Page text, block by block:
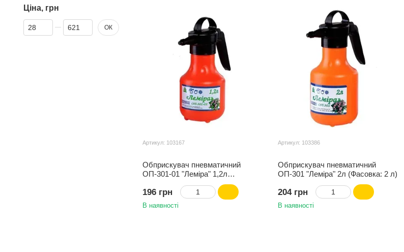
Артикул: 103167
Обприскувач пневматичний
ОП-301-01 "Лемiра" 1,2л
196 грн
В наявності
Артикул: 103386
Обприскувач пневматичний
ОП-301 "Лемiра" 2л (Фасовка: 2 л)
204 грн
В наявності
Ціна, грн
Від Ціна, грн
До Ціна, грн ОК